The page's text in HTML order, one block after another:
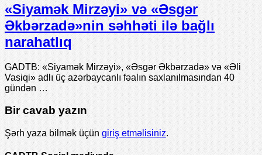
«Siyamək Mirzəyi» və «Əsgər
Əkbərzadə»nin səhhəti ilə bağlı
narahatlıq
GADTB: «Siyamək Mirzəyi», «Əsgər Əkbərzadə» və «Əli
Vasiqi» adlı üç azərbaycanlı fəalın saxlanılmasından 40
gündən …
Bir cavab yazın
Şərh yaza bilmək üçün giriş etməlisiniz.